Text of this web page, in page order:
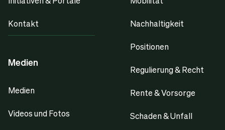
Kontakt
Medien
Medien
Videos und Fotos
Nachhaltigkeit
Positionen
Regulierung & Recht
Rente & Vorsorge
Schaden & Unfall